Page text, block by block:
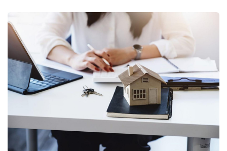
FAIRE GÉRER
NOS AGENCES
Qui Sommes-Nous
Notre Équipe
Nos Actualités
CONTACT